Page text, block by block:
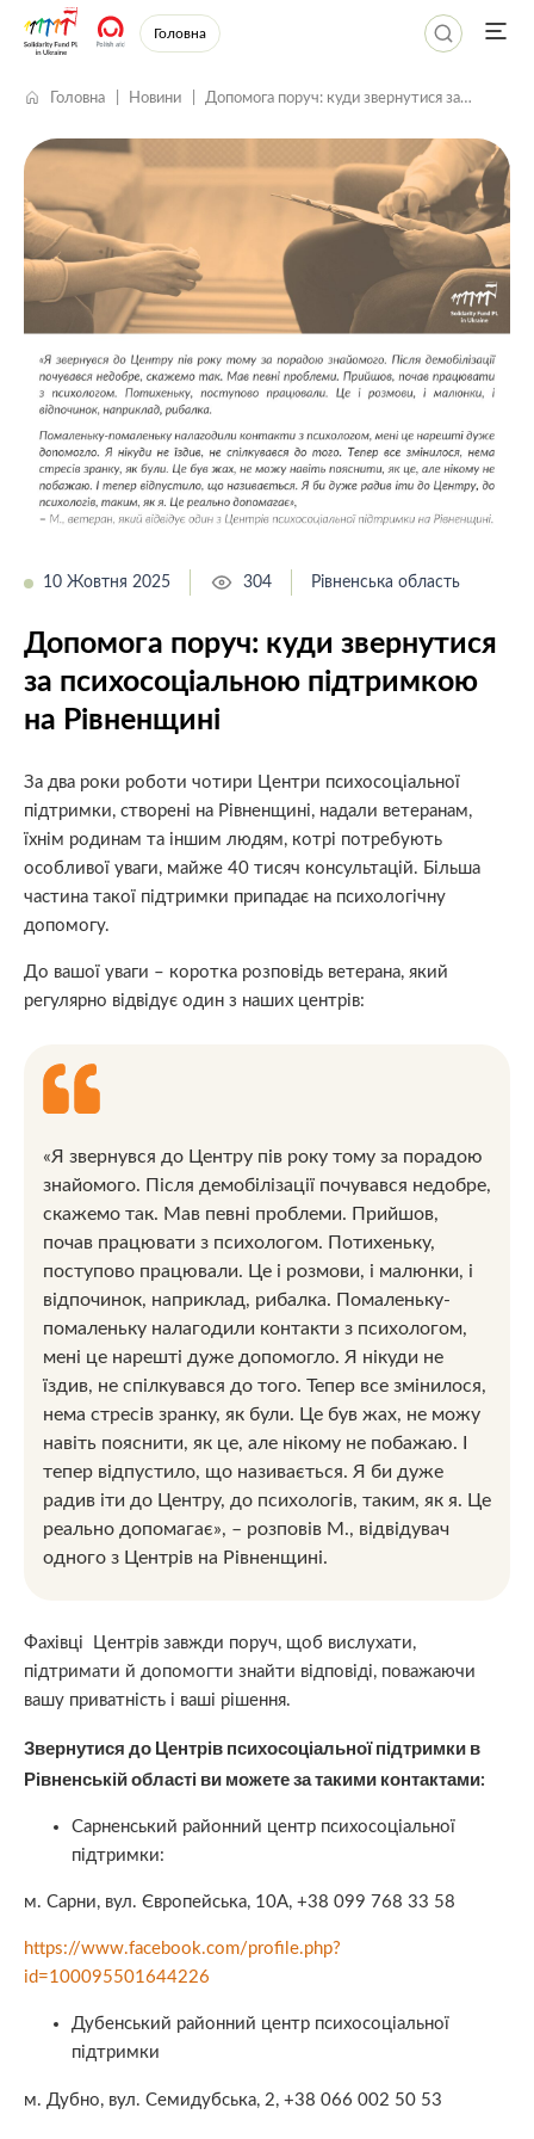
Головна
Головна Новини
Допомога поруч: куди звернутися за
Рівненщині
10 Жовтня 2025 304 Рівненська область
Допомога поруч: куди звернутися
за психосоціальною підтримкою
на Рівненщині
За два роки роботи чотири Центри психосоціальної
підтримки, створені на Рівненщині, надали ветеранам,
їхнім родинам та іншим людям, котрі потребують
особливої уваги, майже 40 тисяч консультацій. Більша
частина такої підтримки припадає на психологічну
допомогу.
До вашої уваги – коротка розповідь ветерана, який
регулярно відвідує один з наших центрів:
«Я звернувся до Центру пів року тому за порадою
знайомого. Після демобілізації почувався недобре,
скажемо так. Мав певні проблеми. Прийшов,
почав працювати з психологом. Потихеньку,
поступово працювали. Це і розмови, і малюнки, і
відпочинок, наприклад, рибалка. Помаленьку-
помаленьку налагодили контакти з психологом,
мені це нарешті дуже допомогло. Я нікуди не
їздив, не спілкувався до того. Тепер все змінилося,
нема стресів зранку, як були. Це був жах, не можу
навіть пояснити, як це, але нікому не побажаю. І
тепер відпустило, що називається. Я би дуже
радив іти до Центру, до психологів, таким, як я. Це
реально допомагає», – розповів М., відвідувач
одного з Центрів на Рівненщині.
Фахівці Центрів завжди поруч, щоб вислухати,
підтримати й допомогти знайти відповіді, поважаючи
вашу приватність і ваші рішення.
Звернутися до Центрів психосоціальної підтримки в
Рівненській області ви можете за такими контактами:
Сарненський районний центр психосоціальної
підтримки:
м. Сарни, вул. Європейська, 10А, +38 099 768 33 58
https://www.facebook.com/profile.php?
id=100095501644226
Дубенський районний центр психосоціальної
підтримки
м. Дубно, вул. Семидубська, 2, +38 066 002 50 53